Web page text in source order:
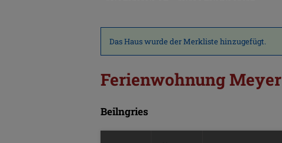
Das Haus wurde der Merkliste hinzugefügt.
Ferienwohnung Meyer
Beilngries